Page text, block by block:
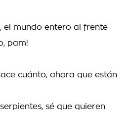
el mundo entero al frente
pam!
cuánto, ahora que están
sé que quieren